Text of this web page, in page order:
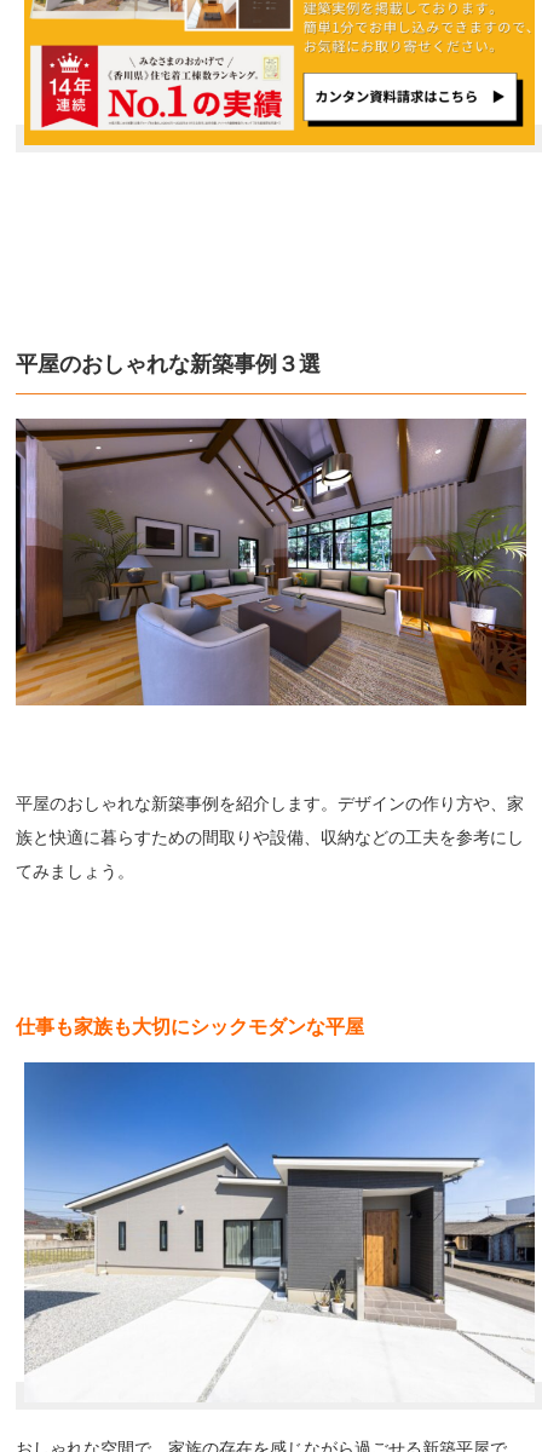
平屋のおしゃれな新築事例３選
平屋のおしゃれな新築事例を紹介します。デザインの作り方や、家
族と快適に暮らすための間取りや設備、収納などの工夫を参考にし
てみましょう。
仕事も家族も大切にシックモダンな平屋
おしゃれな空間で、家族の存在を感じながら過ごせる新築平屋で